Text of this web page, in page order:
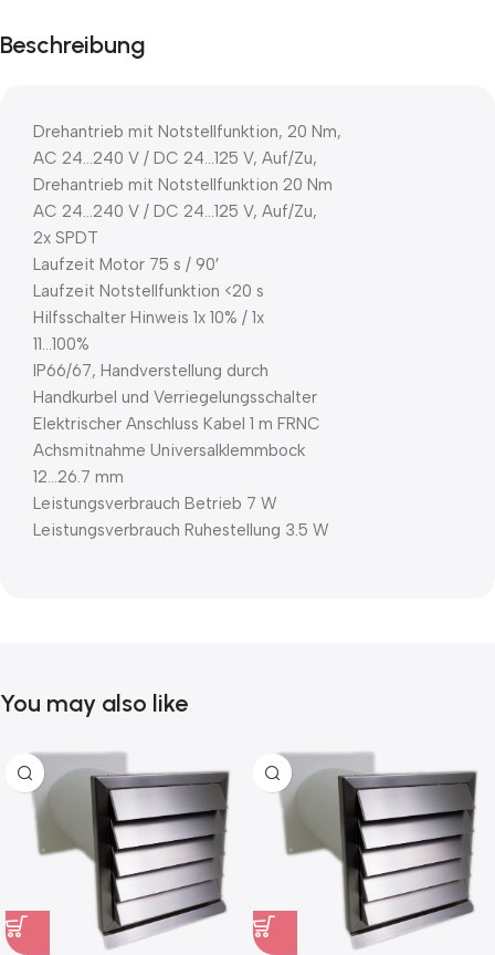
Beschreibung
Drehantrieb mit Notstellfunktion, 20 Nm,
AC 24…240 V / DC 24…125 V, Auf/Zu,
Drehantrieb mit Notstellfunktion 20 Nm
AC 24…240 V / DC 24…125 V, Auf/Zu,
2x SPDT
Laufzeit Motor 75 s / 90′
Laufzeit Notstellfunktion <20 s
Hilfsschalter Hinweis 1x 10% / 1x
11…100%
IP66/67, Handverstellung durch
Handkurbel und Verriegelungsschalter
Elektrischer Anschluss Kabel 1 m FRNC
Achsmitnahme Universalklemmbock
12…26.7 mm
Leistungsverbrauch Betrieb 7 W
Leistungsverbrauch Ruhestellung 3.5 W
You may also like